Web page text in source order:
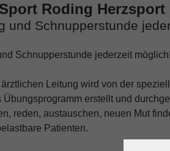
Roding Herzsport
und Schnupperstunde
Schnupperstunde jederzeit möglich!
Leitung wird von der
Übungsprogramm erstellt und
reden, austauschen, neuen Mut
Patienten.